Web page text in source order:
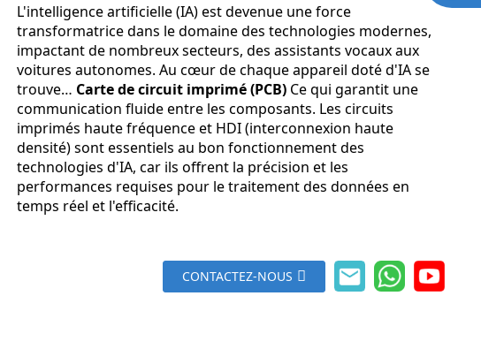
L'intelligence artificielle (IA) est devenue une force
transformatrice dans le domaine des technologies modernes,
impactant de nombreux secteurs, des assistants vocaux aux
voitures autonomes. Au cœur de chaque appareil doté d'IA se
trouve… Carte de circuit imprimé (PCB) Ce qui garantit une
communication fluide entre les composants. Les circuits
imprimés haute fréquence et HDI (interconnexion haute
densité) sont essentiels au bon fonctionnement des
technologies d'IA, car ils offrent la précision et les
performances requises pour le traitement des données en
temps réel et l'efficacité.
CONTACTEZ-NOUS